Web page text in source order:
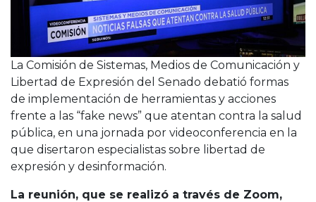
La Comisión de Sistemas, Medios de Comunicación y
Libertad de Expresión del Senado debatió formas
de implementación de herramientas y acciones
frente a las “fake news” que atentan contra la salud
pública, en una jornada por videoconferencia en la
que disertaron especialistas sobre libertad de
expresión y desinformación.
La reunión, que se realizó a través de Zoom,